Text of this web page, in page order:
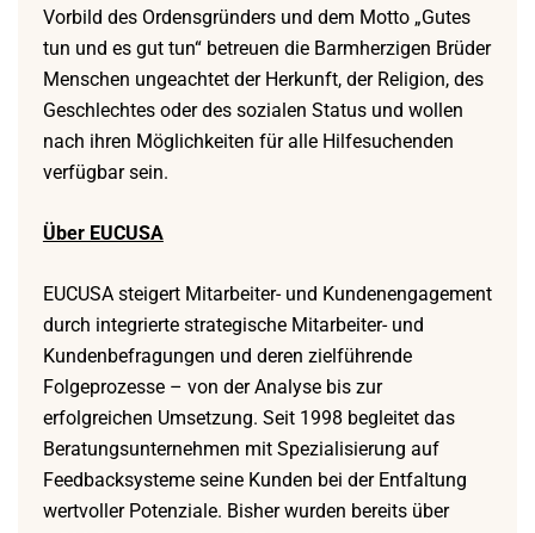
Vorbild des Ordensgründers und dem Motto „Gutes
tun und es gut tun“ betreuen die Barmherzigen Brüder
Menschen ungeachtet der Herkunft, der Religion, des
Geschlechtes oder des sozialen Status und wollen
nach ihren Möglichkeiten für alle Hilfesuchenden
verfügbar sein.
Über EUCUSA
EUCUSA steigert Mitarbeiter- und Kundenengagement
durch integrierte strategische Mitarbeiter- und
Kundenbefragungen und deren zielführende
Folgeprozesse – von der Analyse bis zur
erfolgreichen Umsetzung. Seit 1998 begleitet das
Beratungsunternehmen mit Spezialisierung auf
Feedbacksysteme seine Kunden bei der Entfaltung
wertvoller Potenziale. Bisher wurden bereits über